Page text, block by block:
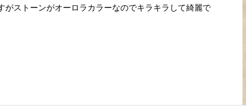
がストーンがオーロラカラーなのでキラキラして綺麗で